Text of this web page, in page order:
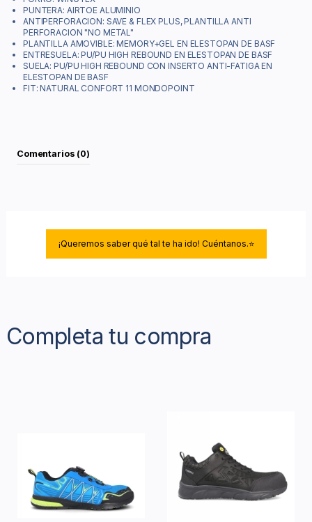
PUNTERA: AIRTOE ALUMINIO
ANTIPERFORACION: SAVE & FLEX PLUS, PLANTILLA ANTI
PERFORACION "NO METAL"
PLANTILLA AMOVIBLE: MEMORY+GEL EN ELESTOPAN DE BASF
ENTRESUELA: PU/PU HIGH REBOUND EN ELESTOPAN DE BASF
SUELA: PU/PU HIGH REBOUND CON INSERTO ANTI-FATIGA EN
ELESTOPAN DE BASF
FIT: NATURAL CONFORT 11 MONDOPOINT
Comentarios (0)
¡Queremos saber qué tal te ha ido! Cuéntanos.⭐
Completa tu compra